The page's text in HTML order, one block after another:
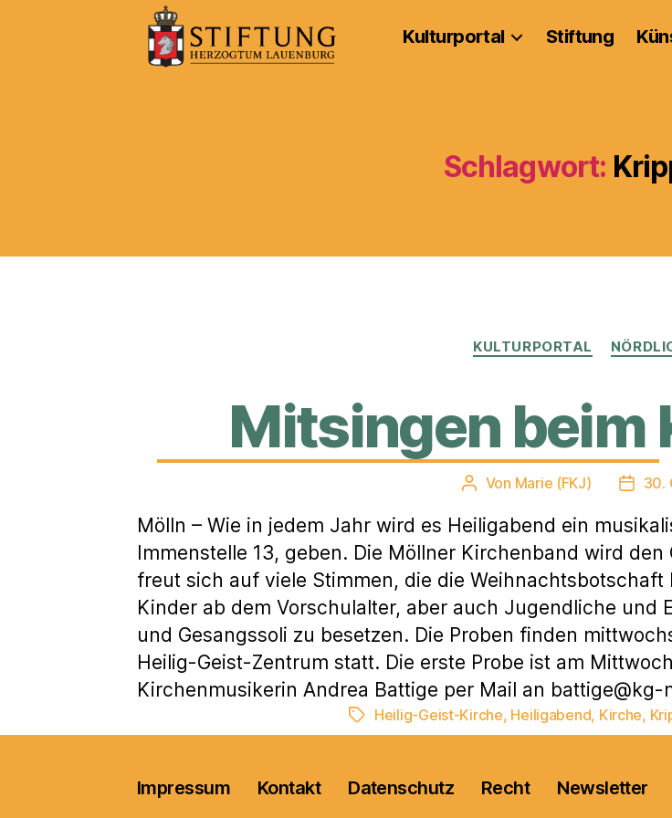
Kulturportal Stiftung
Schlagwort:
KULTURPORTAL
Mitsingen beim
Beitragsautor
Von Marie (FKJ) 30.
Mölln – Wie in jedem Jahr wird es Heiligabend ein
Immenstelle 13, geben. Die Möllner Kirchenband wird
freut sich auf viele Stimmen, die die
Kinder ab dem Vorschulalter, aber auch Jugendliche und
und Gesangssoli zu besetzen. Die Proben finden
Heilig-Geist-Zentrum statt. Die erste Probe ist am
Kirchenmusikerin Andrea Battige per Mail an battige@kg-
Schlagwörter
Heilig-Geist-Kirche, Heiligabend, Kirche,
Impressum Kontakt Datenschutz Recht Newsletter